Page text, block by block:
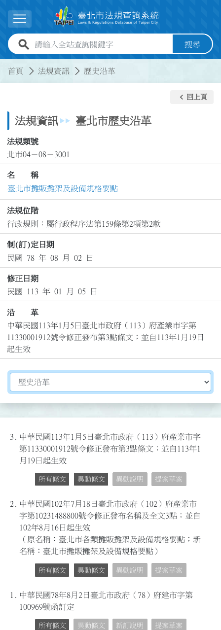
展開選單
全站查詢關鍵字欄位 搜尋
首頁 法規資訊 歷史沿革
法規資訊 臺北市歷史沿革
keyboard_arrow_left 回上頁
法規類號
北市04－08－3001
名 稱
臺北市攤販攤架及設備規格要點
法規位階
行政規則：屬行政程序法第159條第2項第2款
制(訂)定日期
民國 78 年 08 月 02 日
修正日期
民國 113 年 01 月 05 日
沿 革
中華民國113年1月5日臺北市政府（113）府產業市字第
11330001912號令修正發布第3點條文；並自113年1月19日
起生效
切換選擇法規資訊內容
3.
中華民國113年1月5日臺北市政府（113）府產業市字
第11330001912號令修正發布第3點條文；並自113年1
月19日起生效
所有條文 異動條文 異動說明 提案草案
2. 中華民國102年7月18日臺北市政府（102）府產業市
字第10231488800號令修正發布名稱及全文3點；並自
102年8月16日起生效
（原名稱：臺北市各類攤販攤架及設備規格要點；新
名稱：臺北市攤販攤架及設備規格要點）
所有條文 異動條文 異動說明 提案草案
1.
中華民國78年8月2日臺北市政府（78）府建市字第
100969號函訂定
所有條文 異動條文 新訂說明 提案草案